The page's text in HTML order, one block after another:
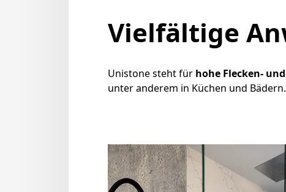
Vielfältige
Unistone steht für hohe Flecken-
unter anderem in Küchen und Bädern.